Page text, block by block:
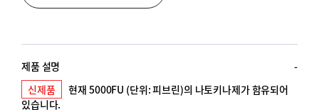
제품 설명
신제품
현재 5000FU (단위: 피브린)의 나토키나제가 함유되어
있습니다.